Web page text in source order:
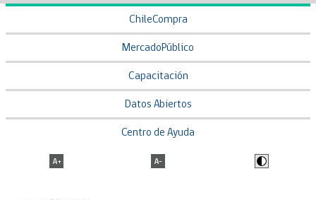
ChileCompra
MercadoPúblico
Capacitación
Datos Abiertos
Centro de Ayuda